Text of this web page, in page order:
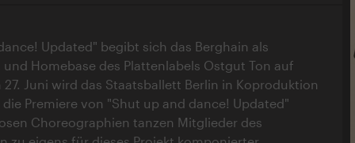
Updated" begibt sich das Berghain als
Homebase des Plattenlabels Ostgut Ton auf
27. Juni wird das Staatsballett Berlin in Koproduktion
Premiere von "Shut up and dance! Updated"
Choreographien tanzen Mitglieder des